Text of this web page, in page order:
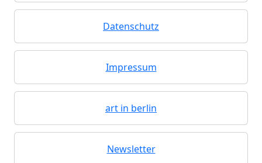
Datenschutz
Impressum
art in berlin
Newsletter